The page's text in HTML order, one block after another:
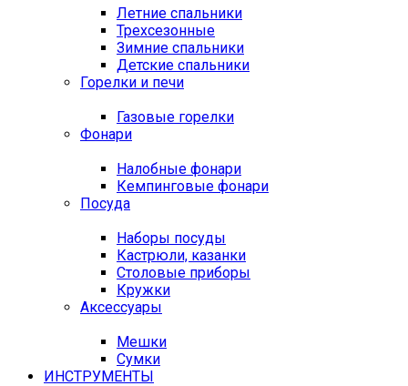
Летние спальники
Трехсезонные
Зимние спальники
Детские спальники
Горелки и печи
Газовые горелки
Фонари
Налобные фонари
Кемпинговые фонари
Посуда
Наборы посуды
Кастрюли, казанки
Столовые приборы
Кружки
Аксессуары
Мешки
Сумки
ИНСТРУМЕНТЫ